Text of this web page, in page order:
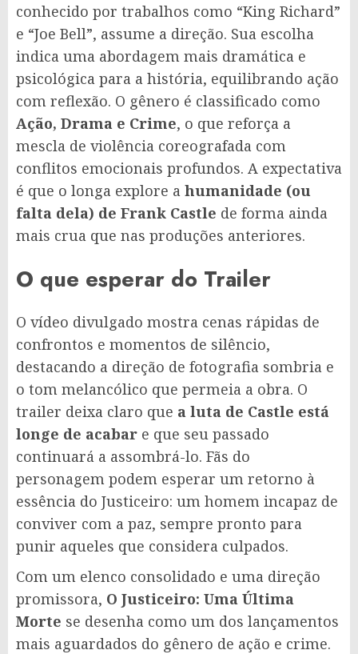
conhecido por trabalhos como “King Richard”
e “Joe Bell”, assume a direção. Sua escolha
indica uma abordagem mais dramática e
psicológica para a história, equilibrando ação
com reflexão. O gênero é classificado como
Ação, Drama e Crime, o que reforça a
mescla de violência coreografada com
conflitos emocionais profundos. A expectativa
é que o longa explore a humanidade (ou
falta dela) de Frank Castle de forma ainda
mais crua que nas produções anteriores.
O que esperar do Trailer
O vídeo divulgado mostra cenas rápidas de
confrontos e momentos de silêncio,
destacando a direção de fotografia sombria e
o tom melancólico que permeia a obra. O
trailer deixa claro que a luta de Castle está
longe de acabar e que seu passado
continuará a assombrá-lo. Fãs do
personagem podem esperar um retorno à
essência do Justiceiro: um homem incapaz de
conviver com a paz, sempre pronto para
punir aqueles que considera culpados.
Com um elenco consolidado e uma direção
promissora, O Justiceiro: Uma Última
Morte se desenha como um dos lançamentos
mais aguardados do gênero de ação e crime.